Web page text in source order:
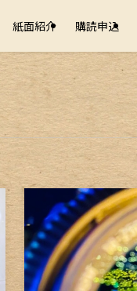
紙面紹介 購読申込